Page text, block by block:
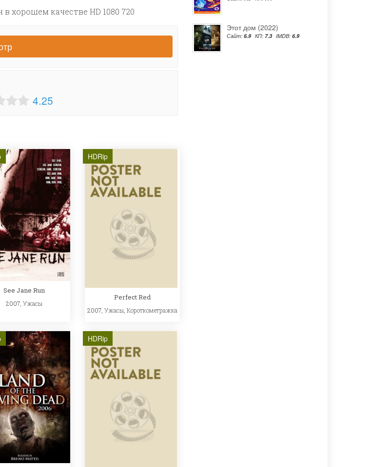
хорошем качестве HD 1080 720
4.25
See Jane Run
2007, Ужасы
HDRip
Perfect Red
2007, Ужасы Короткометражка
HDRip
Этот дом (2022)
Сайт: 6.9 КП: 7.3 IMDB: 6.9